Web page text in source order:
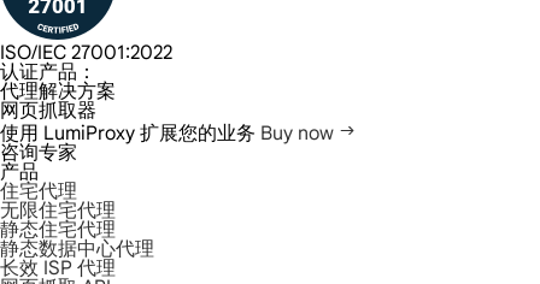
ISO/IEC 27001:2022
认证产品：
代理解决方案
网页抓取器
使用 LumiProxy 扩展您的业务 Buy now
咨询专家
产品
住宅代理
无限住宅代理
静态住宅代理
静态数据中心代理
长效 ISP 代理